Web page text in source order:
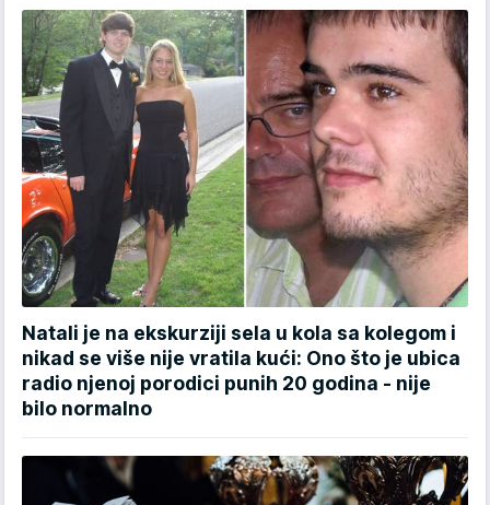
Natali je na ekskurziji sela u kola sa kolegom i
nikad se više nije vratila kući: Ono što je ubica
radio njenoj porodici punih 20 godina - nije
bilo normalno